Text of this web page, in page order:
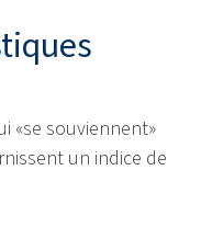
«se souviennent»
un indice de